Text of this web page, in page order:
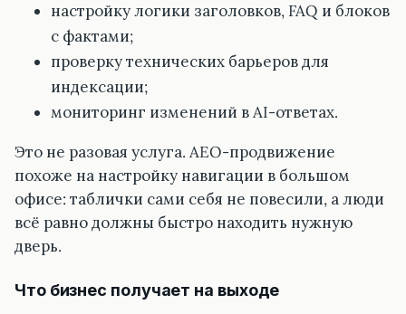
настройку логики заголовков, FAQ и блоков
с фактами;
проверку технических барьеров для
индексации;
мониторинг изменений в AI-ответах.
Это не разовая услуга. AEO-продвижение
похоже на настройку навигации в большом
офисе: таблички сами себя не повесили, а люди
всё равно должны быстро находить нужную
дверь.
Что бизнес получает на выходе